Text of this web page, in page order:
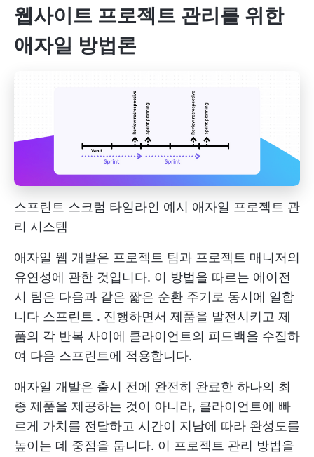
웹사이트 프로젝트 관리를 위한
애자일 방법론
스프린트 스크럼 타임라인 예시 애자일 프로젝트 관
리 시스템
애자일 웹 개발은 프로젝트 팀과 프로젝트 매니저의
유연성에 관한 것입니다. 이 방법을 따르는 에이전
시 팀은 다음과 같은 짧은 순환 주기로 동시에 일합
니다 스프린트 . 진행하면서 제품을 발전시키고 제
품의 각 반복 사이에 클라이언트의 피드백을 수집하
여 다음 스프린트에 적용합니다.
애자일 개발은 출시 전에 완전히 완료한 하나의 최
종 제품을 제공하는 것이 아니라, 클라이언트에 빠
르게 가치를 전달하고 시간이 지남에 따라 완성도를
높이는 데 중점을 둡니다. 이 프로젝트 관리 방법을